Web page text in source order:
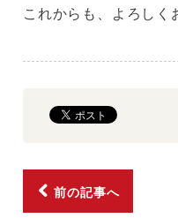
これからも、よろしく
前の記事へ